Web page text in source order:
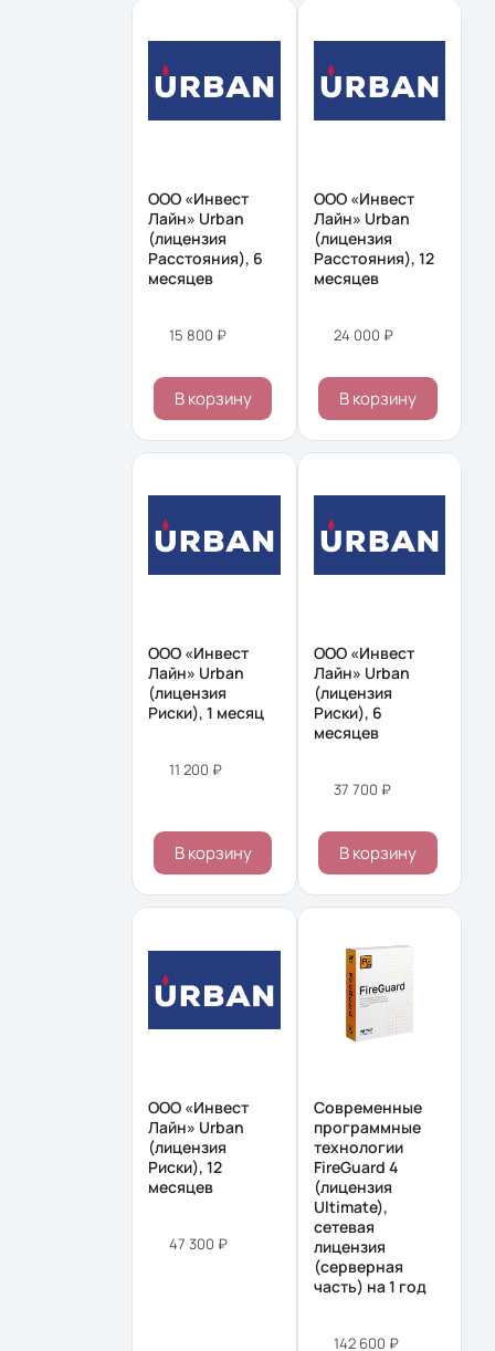
ООО «Инвест
Лайн» Urban
(лицензия
Расстояния), 6
месяцев
15 800 ₽
В корзину
ООО «Инвест
Лайн» Urban
(лицензия
Расстояния), 12
месяцев
24 000 ₽
В корзину
ООО «Инвест
Лайн» Urban
(лицензия
Риски), 1 месяц
11 200 ₽
В корзину
ООО «Инвест
Лайн» Urban
(лицензия
Риски), 6
месяцев
37 700 ₽
В корзину
ООО «Инвест
Лайн» Urban
(лицензия
Риски), 12
месяцев
47 300 ₽
Современные
программные
технологии
FireGuard 4
(лицензия
Ultimate),
сетевая
лицензия
(серверная
часть) на 1 год
142 600 ₽